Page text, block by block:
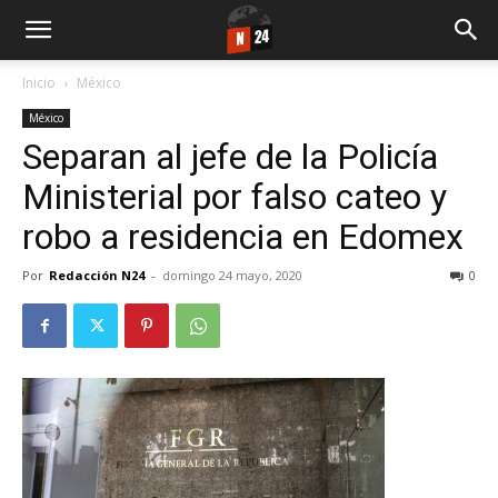
Inicio México
México
Separan al jefe de la Policía
Ministerial por falso cateo y
robo a residencia en Edomex
Por Redacción N24 - domingo 24 mayo, 2020 0